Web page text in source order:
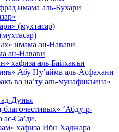
имама аль-Бухари
(мухтасар)
имама ан-Навави
ан-Навави
хафиза аль-Байхакъи
Абу Ну’айма аль-Асфахани
ва на’ту аль-мунафикъина»
Дунья
благочестивых» ‘Абду-р-
ас-Са’ди.
хафиза Ибн Хаджара